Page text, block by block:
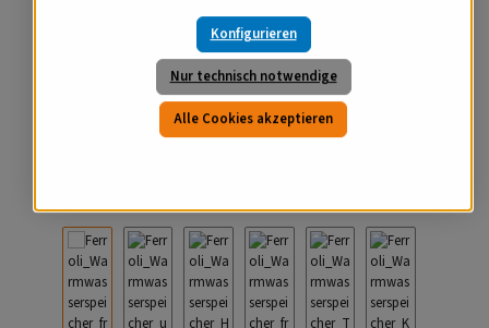
Nur technisch notwendige
Konfigurieren
Alle Cookies akzeptieren